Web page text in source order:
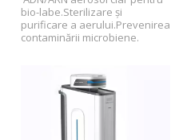
bio-labe.Sterilizare și
purificare a aerului.Prevenirea
contaminării microbiene.